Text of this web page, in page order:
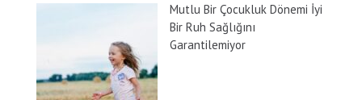
Mutlu Bir Çocukluk Dönemi İyi
Bir Ruh Sağlığını
Garantilemiyor